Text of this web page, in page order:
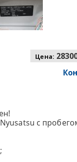
Цена:
с